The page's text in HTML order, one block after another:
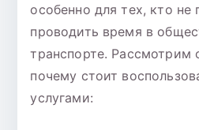
особенно для тех, кто не
проводить время в
транспорте. Рассмотрим
почему стоит
услугами: